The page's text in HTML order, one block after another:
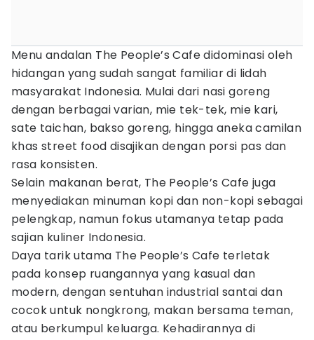
Menu andalan The People’s Cafe didominasi oleh
hidangan yang sudah sangat familiar di lidah
masyarakat Indonesia. Mulai dari nasi goreng
dengan berbagai varian, mie tek-tek, mie kari,
sate taichan, bakso goreng, hingga aneka camilan
khas street food disajikan dengan porsi pas dan
rasa konsisten.
Selain makanan berat, The People’s Cafe juga
menyediakan minuman kopi dan non-kopi sebagai
pelengkap, namun fokus utamanya tetap pada
sajian kuliner Indonesia.
Daya tarik utama The People’s Cafe terletak
pada konsep ruangannya yang kasual dan
modern, dengan sentuhan industrial santai dan
cocok untuk nongkrong, makan bersama teman,
atau berkumpul keluarga. Kehadirannya di